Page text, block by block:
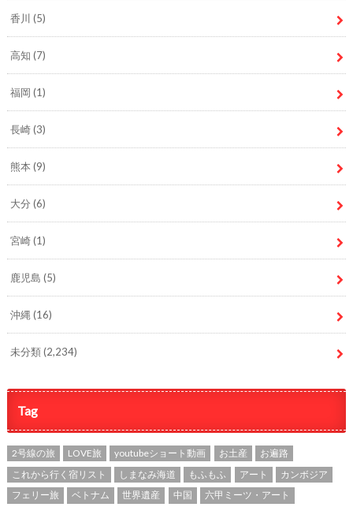
香川 (5)
高知 (7)
福岡 (1)
長崎(3)
熊本 (9)
大分 (6)
宮崎(1)
鹿児島 (5)
沖縄 (16)
未分類(2,234)
Tag
2号線の旅 LOVE旅 youtubeショート動画 お土産
お遍路
これから行く宿リスト
しまなみ海道 もふもふ アート
カンボジア
フェリー旅
ベトナム 世界遺産 中国 六甲ミーツ・アート